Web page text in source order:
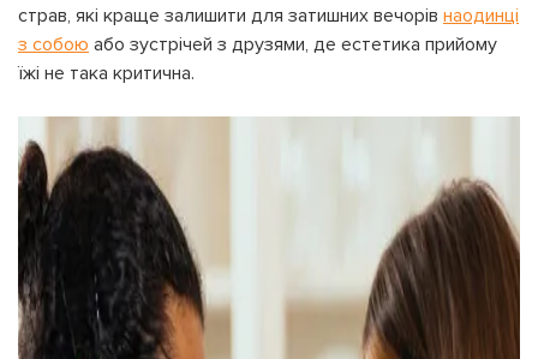
страв, які краще залишити для затишних вечорів наодинці
з собою або зустрічей з друзями, де естетика прийому
їжі не така критична.